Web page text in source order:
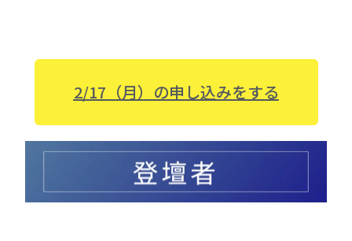
2/17（月）の申し込みをする